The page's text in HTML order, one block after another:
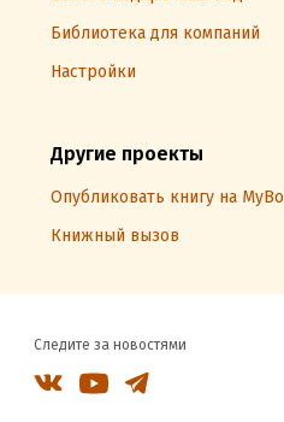
Библиотека для компаний
Настройки
Другие проекты
Опубликовать книгу на
Книжный вызов
Следите за новостями